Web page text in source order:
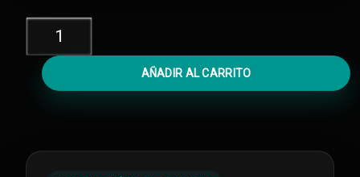
Cambiar
Batería
iPhone
AÑADIR AL CARRITO